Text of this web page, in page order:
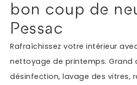
bon coup de
Pessac
Rafraîchissez votre intérieur
nettoyage de printemps. Grand
désinfection, lavage des vitres,